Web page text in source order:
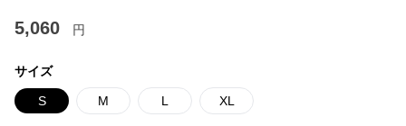
5,060 円
サイズ
S M L XL